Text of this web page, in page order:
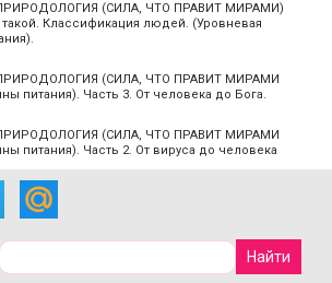
(СИЛА, ЧТО ПРАВИТ МИРАМИ)
такой. Классификация людей. (Уровневая
(СИЛА, ЧТО ПРАВИТ МИРАМИ
питания). Часть 3. От человека до Бога.
(СИЛА, ЧТО ПРАВИТ МИРАМИ
питания). Часть 2. От вируса до человека